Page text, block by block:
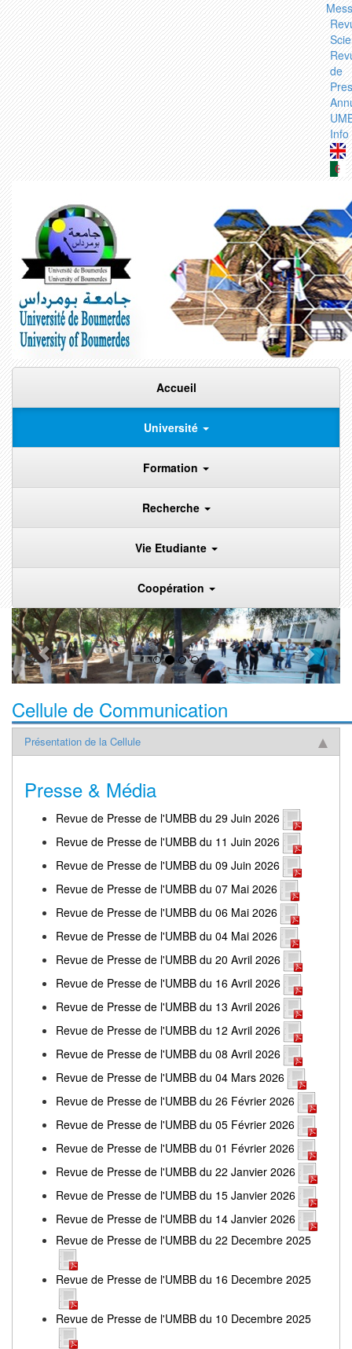
de
Info
Accueil
Université
Formation
Recherche
Vie Etudiante
Coopération
Cellule de Communication
Présentation de la Cellule
Presse & Média
Revue de Presse de l'UMBB du 29 Juin 2026
Revue de Presse de l'UMBB du 11 Juin 2026
Revue de Presse de l'UMBB du 09 Juin 2026
Revue de Presse de l'UMBB du 07 Mai 2026
Revue de Presse de l'UMBB du 06 Mai 2026
Revue de Presse de l'UMBB du 04 Mai 2026
Revue de Presse de l'UMBB du 20 Avril 2026
Revue de Presse de l'UMBB du 16 Avril 2026
Revue de Presse de l'UMBB du 13 Avril 2026
Revue de Presse de l'UMBB du 12 Avril 2026
Revue de Presse de l'UMBB du 08 Avril 2026
Revue de Presse de l'UMBB du 04 Mars 2026
Revue de Presse de l'UMBB du 26 Février 2026
Revue de Presse de l'UMBB du 05 Février 2026
Revue de Presse de l'UMBB du 01 Février 2026
Revue de Presse de l'UMBB du 22 Janvier 2026
Revue de Presse de l'UMBB du 15 Janvier 2026
Revue de Presse de l'UMBB du 14 Janvier 2026
Revue de Presse de l'UMBB du 22 Decembre 2025
Revue de Presse de l'UMBB du 16 Decembre 2025
Revue de Presse de l'UMBB du 10 Decembre 2025